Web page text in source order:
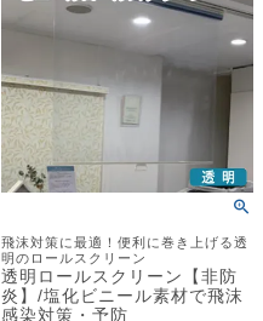
飛沫対策に最適！便利に巻き上げる透
明のロールスクリーン
透明ロールスクリーン【非防
炎】/塩化ビニール素材で飛沫
感染対策・予防